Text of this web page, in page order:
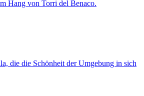
Hang von Torri del Benaco.
die die Schönheit der Umgebung in sich